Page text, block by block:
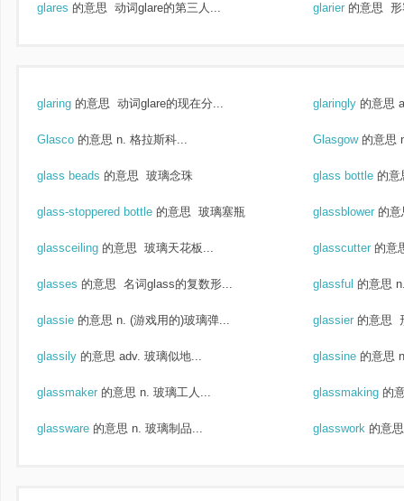
glares 的意思 动词glare的第三人... glarier 的意思
glaring 的意思 动词glare的现在分... glaringly 的意思
Glasco 的意思 n. 格拉斯科... Glasgow 的意思
glass beads 的意思 玻璃念珠 glass bottle 的意
glass-stoppered bottle 的意思 玻璃塞瓶 glassblower 的意
glassceiling 的意思 玻璃天花板... glasscutter 的意
glasses 的意思 名词glass的复数形... glassful 的意思
glassie 的意思 n. (游戏用的)玻璃弹... glassier 的意思
glassily 的意思 adv. 玻璃似地... glassine 的意思
glassmaker 的意思 n. 玻璃工人... glassmaking 的
glassware 的意思 n. 玻璃制品... glasswork 的意思